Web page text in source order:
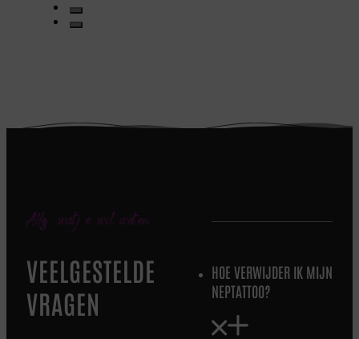
Alles wat je wil weten
VEELGESTELDE
VRAGEN
HOE VERWIJDER IK MIJN
NEPTATTOO?